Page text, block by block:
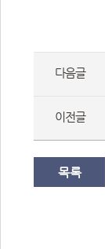
다음글
이전글
목록